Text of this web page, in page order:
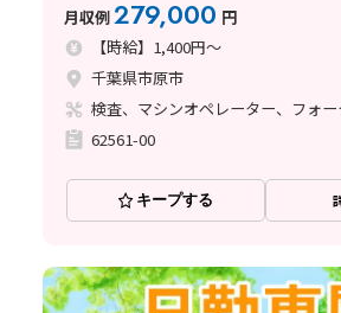
月収例279,000 円
【時給】1,400円～
千葉県市原市
検査、マシンオペレーター、フォー
62561-00
キープする